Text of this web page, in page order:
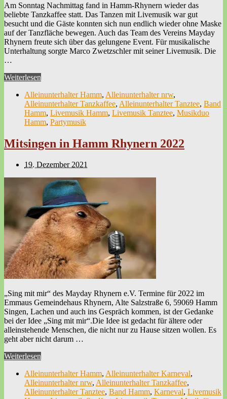
Am Sonntag Nachmittag fand in Hamm-Rhynern wieder das
beliebte Tanzkaffee statt. Das Tanzen mit Livemusik war gut
besucht und die Gäste konnten sich nun endlich wieder ohne Maske
auf der Tanzfläche bewegen. Auch das Team des Vereins Mayday
Rhynern freute sich über das gelungene Event. Für musikalische
Unterhaltung sorgte Marco Zwetzschler mit seiner Livemusik. Die
…
Weiterlesen
Alleinunterhalter Hamm, Alleinunterhalter nrw,
Alleinunterhalter Tanzkaffee, Alleinunterhalter Tanztee, Band
Hamm, Livemusik Hamm, Livemusik Tanztee, Musikduo
Hamm, Partymusik
Mitsingen in Hamm Rhynern 2022
19. Dezember 2021
„Sing mit mir“ des Mayday Rhynern e.V. Termine für 2022 im
Emmaus Gemeindehaus Rhynern, Alte Salzstraße 6, 59069 Hamm
Singen, Lachen und auch ins Gespräch kommen, ist der Gedanke
bei der Idee „Sing mit mir“.Die Idee ist gedacht für ältere oder
alleinstehende Menschen, die nicht nur zu Hause sitzen wollen. Es
geht aber nicht darum …
Weiterlesen
Alleinunterhalter Hamm, Alleinunterhalter Karneval,
Alleinunterhalter nrw, Alleinunterhalter Tanzkaffee,
Alleinunterhalter Tanztee, Band Hamm, Karneval, Livemusik